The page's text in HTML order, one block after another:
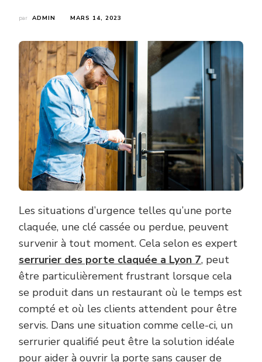
par ADMIN MARS 14, 2023
Les situations d’urgence telles qu’une porte
claquée, une clé cassée ou perdue, peuvent
survenir à tout moment. Cela selon es expert
serrurier des porte claquée a Lyon 7, peut
être particulièrement frustrant lorsque cela
se produit dans un restaurant où le temps est
compté et où les clients attendent pour être
servis. Dans une situation comme celle-ci, un
serrurier qualifié peut être la solution idéale
pour aider à ouvrir la porte sans causer de